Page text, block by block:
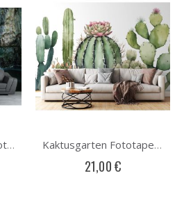
Wasserfall Felsen Fototapete Kaktusgarten Fototapete
21,00 €